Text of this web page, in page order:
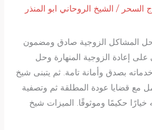
السحر / الشيخ الروحاني ابو المنذر
المشاكل الزوجية صادق ومضمون
إعادة الزوجية المنهارة وحل
بصدق وأمانة تامة. ثم يتبنى شيخ
مع قضايا عودة المطلقة ثم وتصفية
خيارًا حكيمًا وموثوقًا. الميزات شيخ